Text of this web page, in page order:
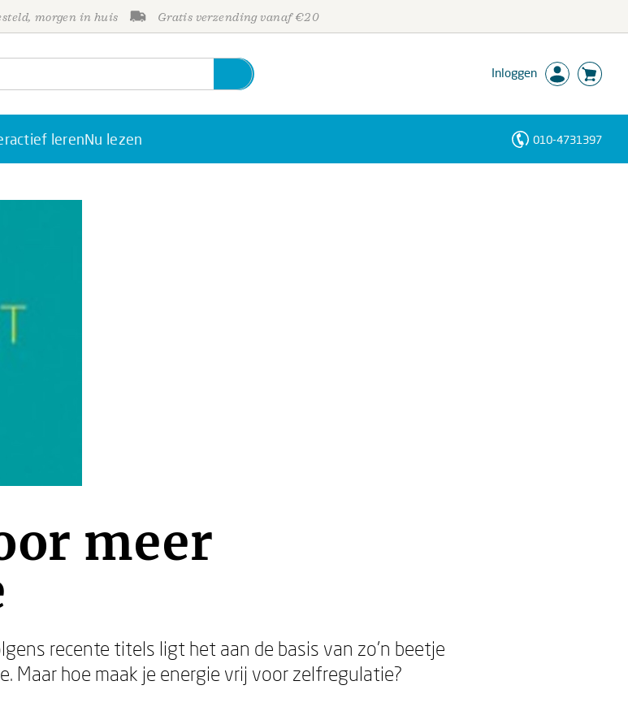
morgen in huis Gratis verzending vanaf €20
Inloggen
lerenNu lezen 010-4731397
meer
recente titels ligt het aan de basis van zo’n beetje
Maar hoe maak je energie vrij voor zelfregulatie?
Personen